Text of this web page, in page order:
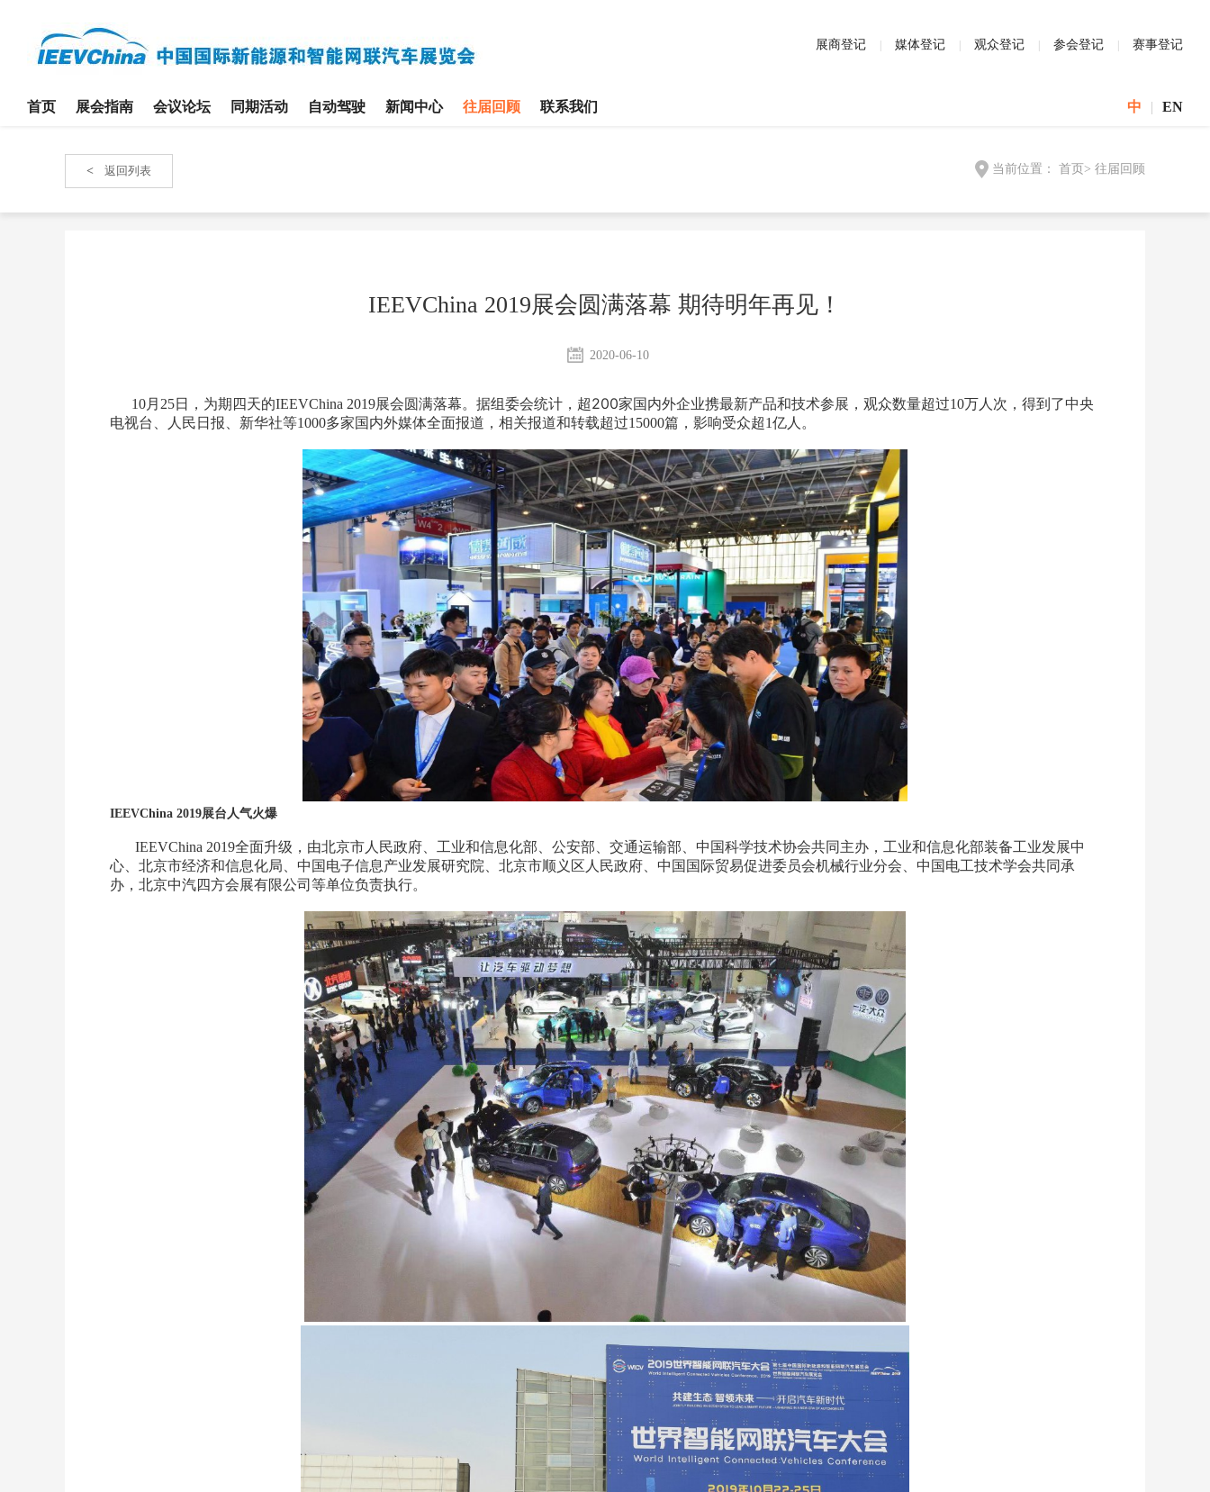
展商登记 媒体登记 观众登记 参会登记 赛事登记
首页 展会指南 会议论坛 同期活动 自动驾驶 新闻中心 往届回顾 联系我们 中 | EN
< 返回列表 当前位置： 首页 > 往届回顾
IEEVChina 2019展会圆满落幕 期待明年再见！
2020-06-10
10月25日，为期四天的IEEVChina 2019展会圆满落幕。据组委会统计，超200家国内外企业携最新产品和技术参展， 观众数量超过10万人次，得到了中央
电视台、人民日报、新华社等1000多家国内外媒体全面报道，相关报道和转载超过15000篇，影响受众超1亿人。
IEEVChina 2019展台人气火爆
IEEVChina 2019全面升级，由北京市人民政府、工业和信息化部、公安部、交通运输部、中国科学技术协会共同主办，工业和信息化部装备工业发展中
心、北京市经济和信息化局、中国电子信息产业发展研究院、北京市顺义区人民政府、中国国际贸易促进委员会机械行业分会、中国电工技术学会共同承
办，北京中汽四方会展有限公司等单位负责执行。